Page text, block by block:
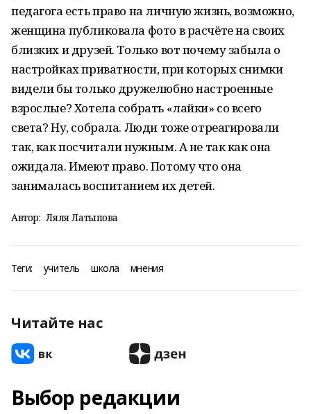
педагога есть право на личную жизнь, возможно,
женщина публиковала фото в расчёте на своих
близких и друзей. Только вот почему забыла о
настройках приватности, при которых снимки
видели бы только дружелюбно настроенные
взрослые? Хотела собрать «лайки» со всего
света? Ну, собрала. Люди тоже отреагировали
так, как посчитали нужным. А не так как она
ожидала. Имеют право. Потому что она
занималась воспитанием их детей.
Автор: Ляля Латыпова
Теги: учитель школа мнения
Читайте нас
Выбор редакции